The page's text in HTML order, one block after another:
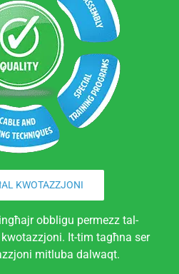
KWOTAZZJONI
obbligu permezz tal-
It-tim tagħna ser
mitluba dalwaqt.